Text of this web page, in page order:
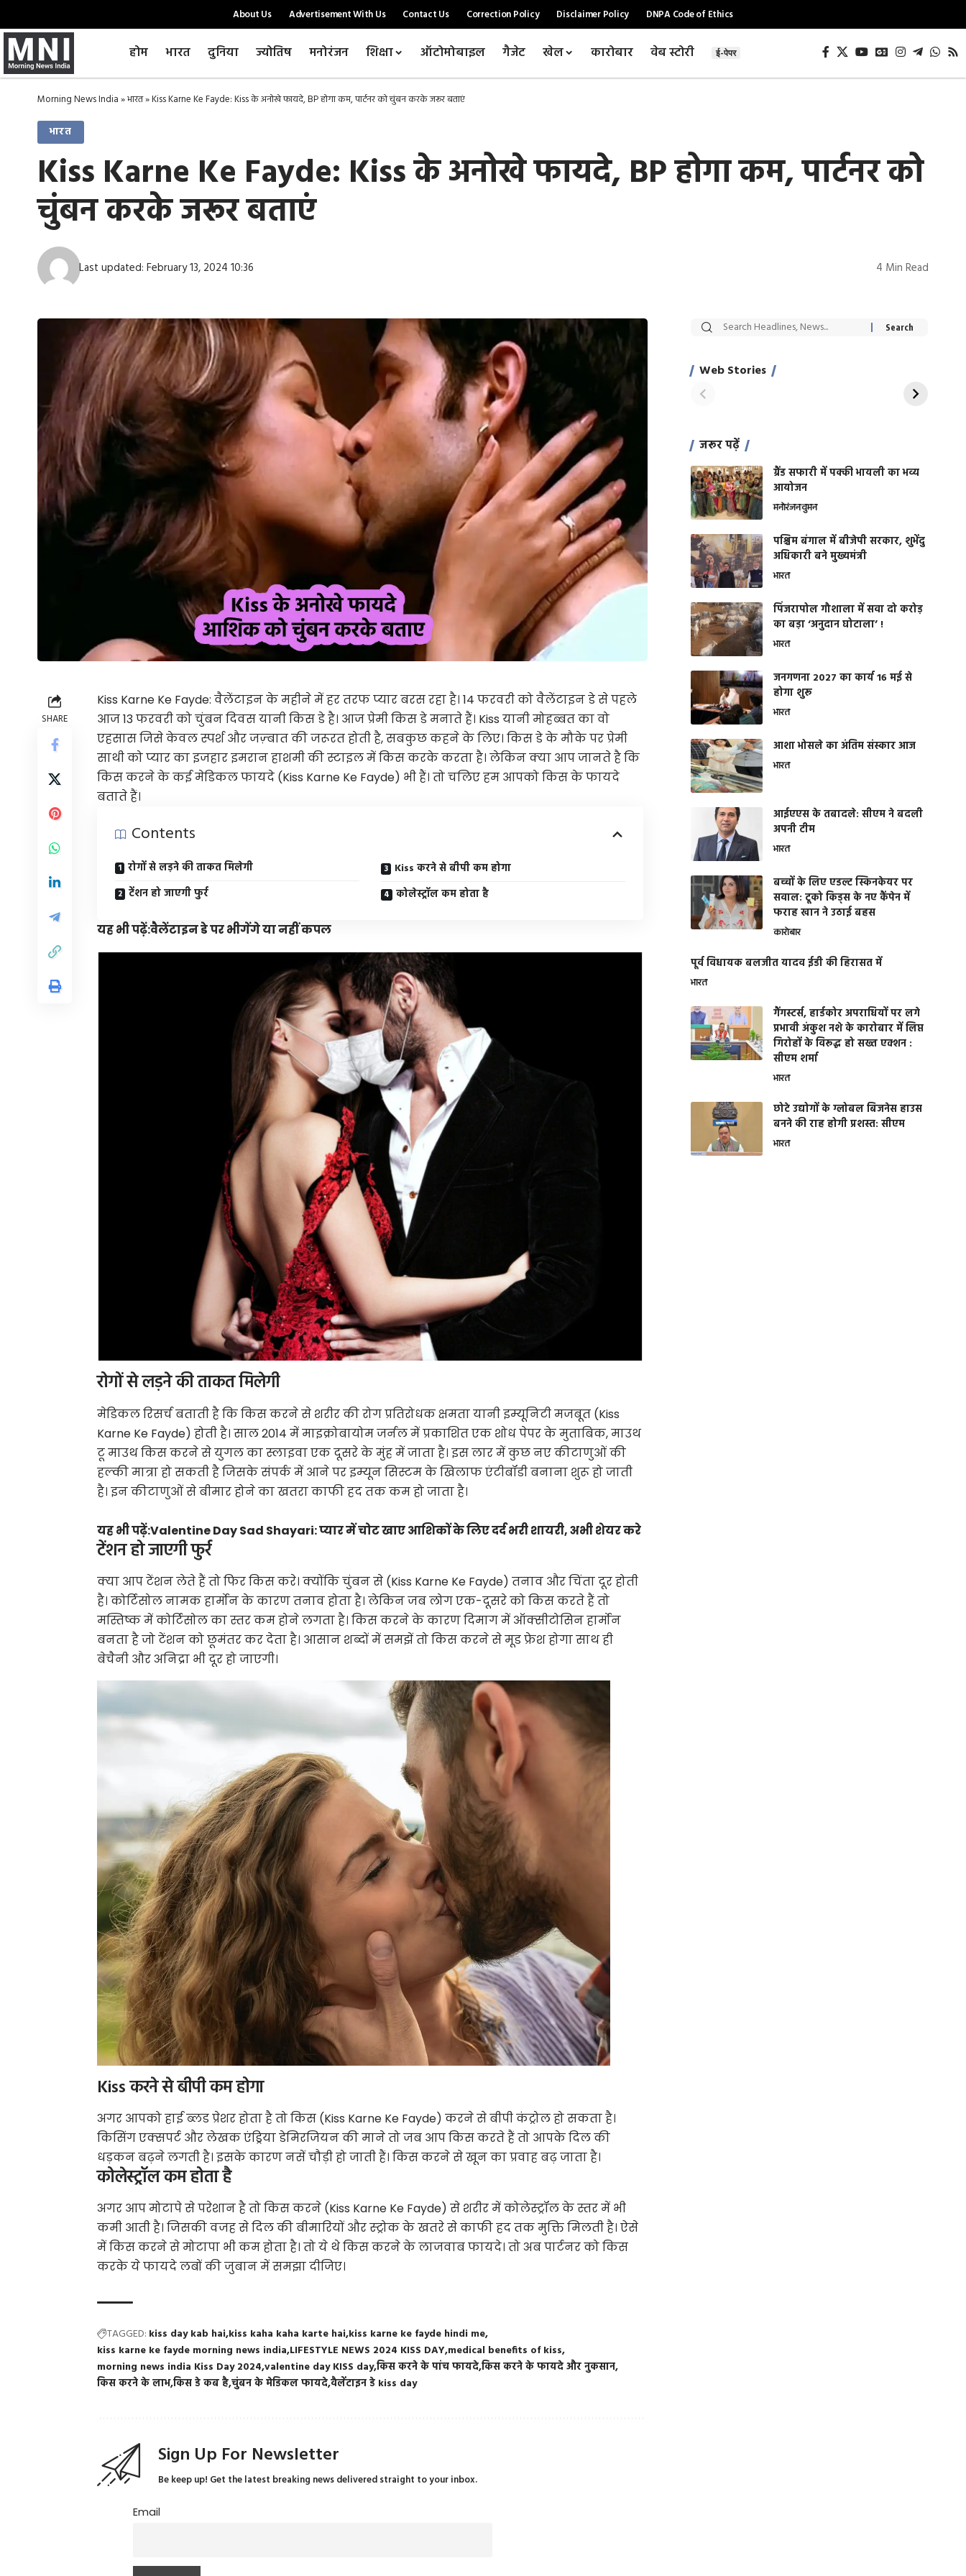
About Us Advertisement With Us Contact Us Correction Policy Disclaimer Policy DNPA Code of Ethics
होम भारत दुनिया ज्योतिष मनोरंजन शिक्षा ऑटोमोबाइल गैजेट खेल कारोबार वेब स्टोरी ई-पेपर
Morning News India»भारत»Kiss Karne Ke Fayde: Kiss के अनोखे फायदे, BP होगा कम, पार्टनर को चुंबन करके जरूर बताएं
भारत
Kiss Karne Ke Fayde: Kiss के अनोखे फायदे, BP होगा कम, पार्टनर को
चुंबन करके जरूर बताएं
Last updated: February 13, 2024 10:36 4 Min Read
SHARE
Kiss Karne Ke Fayde: वैलेंटाइन के महीने में हर तरफ प्यार बरस रहा है। 14 फरवरी कोवैलेंटाइनडे से पहले
आज 13 फरवरी कोचुंबन दिवसयानी किस डे है। आज प्रेमी किस डे मनाते हैं। Kiss यानी मोहब्बत का वो
एहसास जिसे केवल स्पर्श और जज़्बात की जरूरत होती है, सबकुछ कहने के लिए। किस डे के मौके पर प्रेमी
साथी को प्यार का इजहार इमरान हाशमी की स्टाइल में किस करके करता है। लेकिन क्या आप जानते है कि
किस करने के कई मेडिकल फायदे (Kiss Karne Ke Fayde) भी हैं। तो चलिए हम आपको किस के फायदे
बताते हैं।
Contents
रोगों से लड़ने की ताकत मिलेगी
टेंशन हो जाएगी फुर्र
Kiss करने से बीपी कम होगा
कोलेस्ट्रॉल कम होता है
यह भी पढ़ें:वैलेंटाइन डे पर भीगेंगे या नहीं कपल
रोगों से लड़ने की ताकत मिलेगी
मेडिकल रिसर्च बताती है कि किस करने से शरीर की रोग प्रतिरोधक क्षमता यानी इम्यूनिटी मजबूत (Kiss
Karne Ke Fayde) होती है। साल 2014 में माइक्रोबायोम जर्नल में प्रकाशित एक शोध पेपर के मुताबिक, माउथ
टू माउथ किस करने से युगल का स्लाइवा एक दूसरे के मुंह में जाता है। इस लार में कुछ नए कीटाणुओं की
हल्की मात्रा हो सकती है जिसके संपर्क में आने पर इम्यून सिस्टम के खिलाफ एंटीबॉडी बनाना शुरू हो जाती
है। इन कीटाणुओं से बीमार होने का खतरा काफी हद तक कम हो जाता है।
यह भी पढ़ें:Valentine Day Sad Shayari: प्यार में चोट खाए आशिकों के लिए दर्द भरी शायरी, अभी शेयर करे
टेंशन हो जाएगी फुर्र
क्या आप टेंशन लेते हैं तो फिर किस करे। क्योंकि चुंबन से (Kiss Karne Ke Fayde) तनाव और चिंता दूर होती
है। कोर्टिसोल नामक हार्मोन के कारण तनाव होता है। लेकिन जब लोग एक-दूसरे को किस करते हैं तो
मस्तिष्क में कोर्टिसोल का स्तर कम होने लगता है। किस करने के कारण दिमाग में ऑक्सीटोसिन हार्मोन
बनता है जो टेंशन को छूमंतर कर देता है। आसान शब्दों में समझें तो किस करने से मूड फ्रेश होगा साथ ही
बेचैनी और अनिद्रा भी दूर हो जाएगी।
Kiss करने से बीपी कम होगा
अगर आपको हाई ब्लड प्रेशर होता है तो किस (Kiss Karne Ke Fayde) करने से बीपी कंट्रोल हो सकता है।
किसिंग एक्सपर्ट और लेखक एंड्रिया डेमिरजियन की माने तो जब आप किस करते हैं तो आपके दिल की
धड़कन बढ़ने लगती है। इसके कारण नसें चौड़ी हो जाती हैं। किस करने से खून का प्रवाह बढ़ जाता है।
कोलेस्ट्रॉल कम होता है
अगर आप मोटापे से परेशान है तो किस करने (Kiss Karne Ke Fayde) से शरीर में कोलेस्ट्रॉल के स्तर में भी
कमी आती है। जिसकी वजह से दिल की बीमारियों और स्ट्रोक के खतरे से काफी हद तक मुक्ति मिलती है। ऐसे
में किस करने से मोटापा भी कम होता है। तो ये थे किस करने के लाजवाब फायदे। तो अब पार्टनर को किस
करके ये फायदे लबों की जुबान में समझा दीजिए।
TAGGED: kiss day kab hai kiss kaha kaha karte hai kiss karne ke fayde hindi me
kiss karne ke fayde morning news india LIFESTYLE NEWS 2024 KISS DAY medical benefits of kiss
morning news india Kiss Day 2024valentine day KISS dayकिस करने के पांच फायदेकिस करने के फायदे और नुकसान
किस करने के लाभकिस डे कब हैचुंबन के मेडिकल फायदेवैलेंटाइन डे kiss day
Sign Up For Newsletter
Be keep up! Get the latest breaking news delivered straight to your inbox.
Email
Web Stories
सट्टेबाजी में अरेस्ट हुए
साहिल खान
रोज एक कच्चे लहसुन
जरूर पढ़ें
ग्रैंड सफारी में पक्की भायली का भव्य
आयोजन
मनोरंजनवुमन
पश्चिम बंगाल में बीजेपी सरकार, शुभेंदु
अधिकारी बने मुख्यमंत्री
भारत
​पिंजरापोल गौशाला में सवा दो करोड़
का बड़ा ‘अनुदान घोटाला’ !
भारत
जनगणना 2027 का कार्य 16 मई से
होगा शुरू
भारत
आशा भोसले का अंतिम संस्कार आज
भारत
आईएएस के तबादले: सीएम ने बदली
अपनी टीम
भारत
बच्चों के लिए एडल्ट स्किनकेयर पर
सवाल: टूको किड्स के नए कैंपेन में
फराह खान ने उठाई बहस
कारोबार
पूर्व विधायक बलजीत यादव ईडी की हिरासत में
भारत
गैंगस्टर्स, हार्डकोर अपराधियों पर लगे
प्रभावी अंकुश नशे के कारोबार में लिप्त
गिरोहों के विरूद्ध हो सख्त एक्शन :
सीएम शर्मा
भारत
छोटे उद्योगों के ग्लोबल बिजनेस हाउस
बनने की राह होगी प्रशस्त: सीएम
भारत